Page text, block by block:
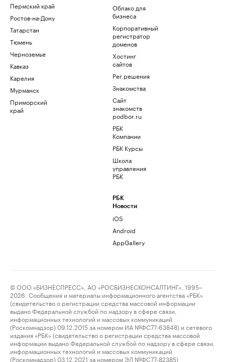
Пермский край
Ростов-на-Дону
Татарстан
Тюмень
Черноземье
Кавказ
Карелия
Мурманск
Приморский
край
Облако для
бизнеса
Корпоративный
регистратор
доменов
Хостинг
сайтов
Рег.решения
Знакомства
Сайт
знакомств
podbor.ru
РБК
Компании
РБК Курсы
Школа
управления
РБК
РБК
Новости
iOS
Android
AppGallery
© ООО «БИЗНЕСПРЕСС», АО «РОСБИЗНЕСКОНСАЛТИНГ», 1995–
2026. Сообщения и материалы информационного агентства «РБК»
(свидетельство о регистрации средства массовой информации
выдано Федеральной службой по надзору в сфере связи,
информационных технологий и массовых коммуникаций
(Роскомнадзор) 09.12.2015 за номером ИА №ФС77-63848) и сетевого
издания «РБК» (свидетельство о регистрации средства массовой
информации выдано Федеральной службой по надзору в сфере связи,
информационных технологий и массовых коммуникаций
(Роскомнадзор) 03.12.2021 за номером ЭЛ №ФС77-82385)